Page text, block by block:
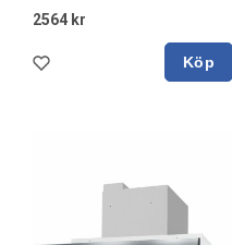
2564 kr
Köp